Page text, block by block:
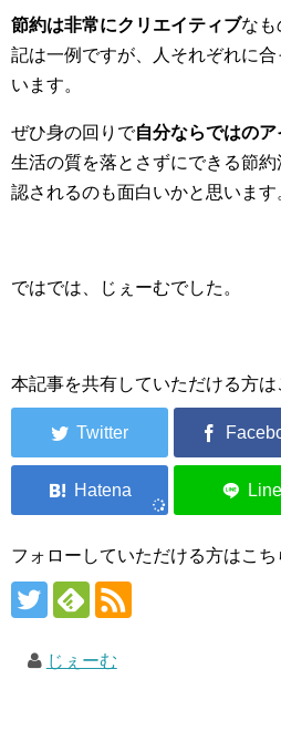
節約は非常にクリエイティブなも
記は一例ですが、人それぞれに
います。
ぜひ身の回りで自分ならではのア
生活の質を落とさずにできる節
認されるのも面白いかと思います
ではでは、じぇーむでした。
本記事を共有していただける方は
フォローしていただける方はこち
じぇーむ